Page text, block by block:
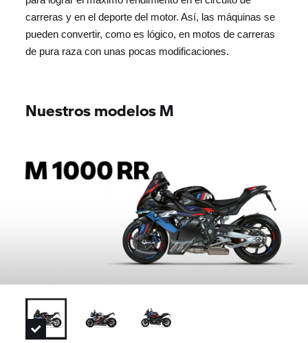
carreras y en el deporte del motor. Así, las máquinas se
pueden convertir, como es lógico, en motos de carreras
de pura raza con unas pocas modificaciones.
Nuestros modelos M